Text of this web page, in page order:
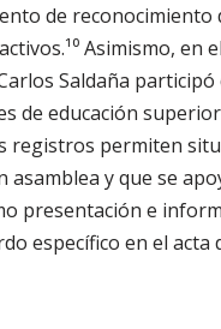
de
Asimismo, en
Saldaña
de educación
registros permiten
y que se
presentación e
específico en el